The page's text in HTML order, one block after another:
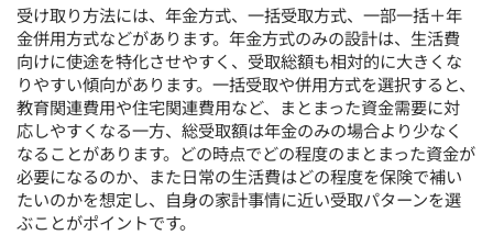
受け取り方法には、年金方式、一括受取方式、一部一括＋年
金併用方式などがあります。年金方式のみの設計は、生活費
向けに使途を特化させやすく、受取総額も相対的に大きくな
りやすい傾向があります。一括受取や併用方式を選択すると、
教育関連費用や住宅関連費用など、まとまった資金需要に対
応しやすくなる一方、総受取額は年金のみの場合より少なく
なることがあります。どの時点でどの程度のまとまった資金が
必要になるのか、また日常の生活費はどの程度を保険で補い
たいのかを想定し、自身の家計事情に近い受取パターンを選
ぶことがポイントです。